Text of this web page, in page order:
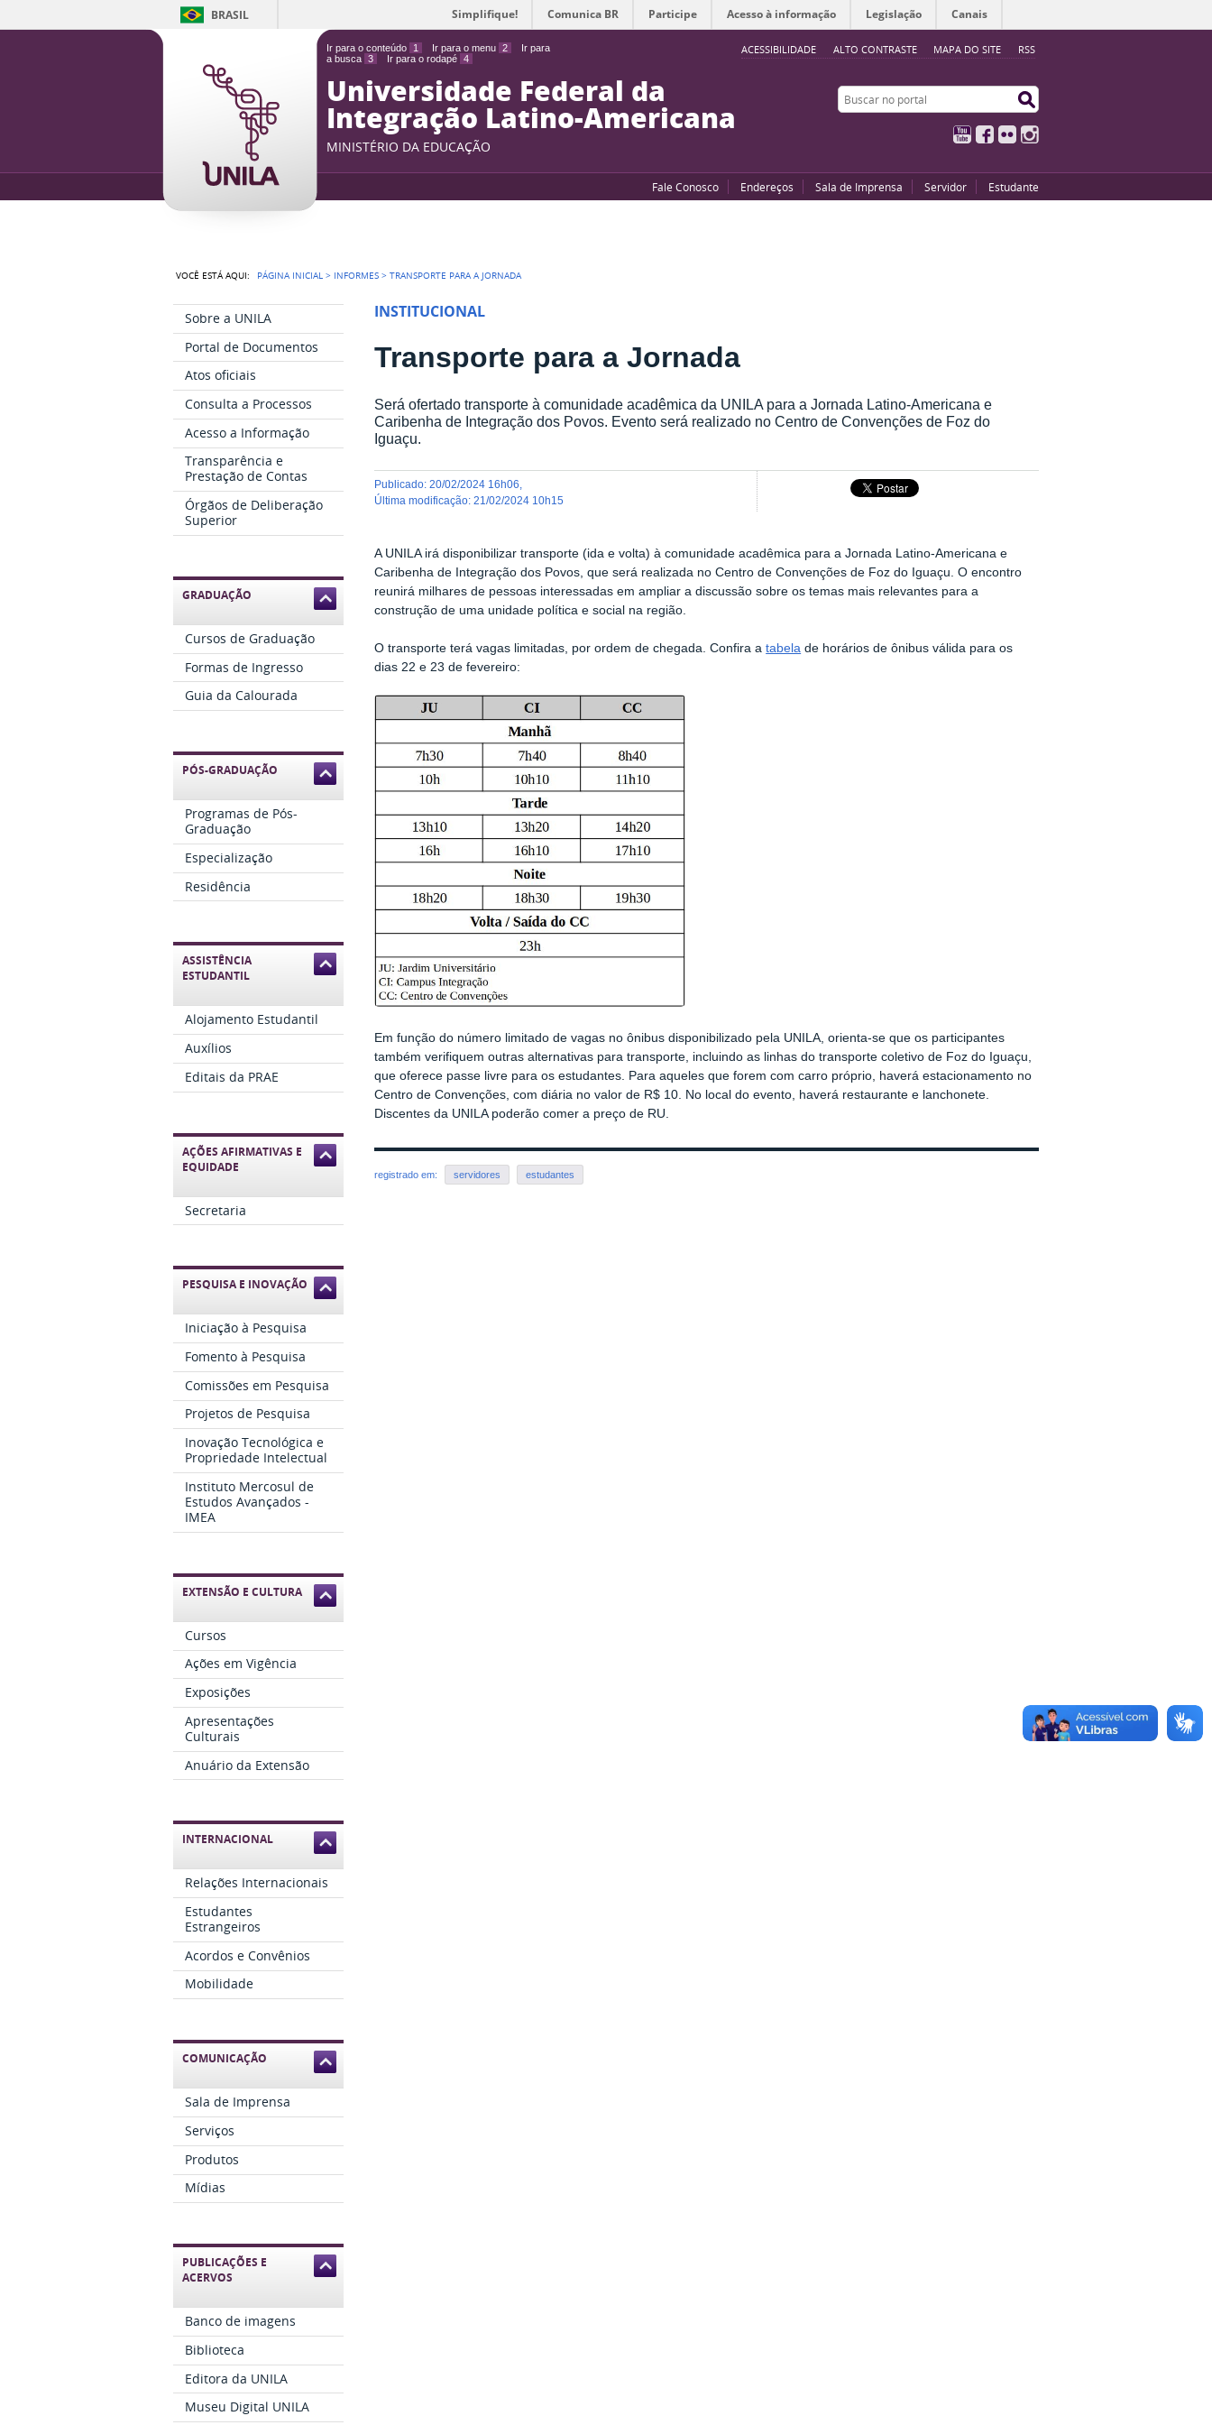
Ir para o conteúdo 1 Ir para o menu 2
Ir para
a busca 3 Ir para o rodapé 4
ACESSIBILIDADE ALTO CONTRASTE MAPA DO SITE RSS
BRASIL Simplifique! Comunica BR Participe Acesso à informação Legislação Canais
Universidade Federal da
Integração Latino-Americana
MINISTÉRIO DA EDUCAÇÃO
Buscar no portal
YouTubeFacebook
Flickr
Fale Conosco Endereços Sala de Imprensa Servidor Estudante
VOCÊ ESTÁ AQUI: PÁGINA INICIAL > INFORMES >TRANSPORTE PARA A JORNADA
Sobre a UNILA
Portal de Documentos
Atos oficiais
Consulta a Processos
Acesso a Informação
Transparência e
Prestação de Contas
Órgãos de Deliberação
Superior
GRADUAÇÃO
Cursos de Graduação
Formas de Ingresso
Guia da Calourada
PÓS-GRADUAÇÃO
Programas de Pós-
Graduação
Especialização
Residência
ASSISTÊNCIA
ESTUDANTIL
Alojamento Estudantil
Auxílios
Editais da PRAE
AÇÕES AFIRMATIVAS E
EQUIDADE
Secretaria
PESQUISA E INOVAÇÃO
Iniciação à Pesquisa
Fomento à Pesquisa
Comissões em Pesquisa
Projetos de Pesquisa
Inovação Tecnológica e
Propriedade Intelectual
Instituto Mercosul de
Estudos Avançados -
IMEA
EXTENSÃO E CULTURA
Cursos
Ações em Vigência
Exposições
Apresentações
Culturais
Anuário da Extensão
INTERNACIONAL
Relações Internacionais
Estudantes
Estrangeiros
Acordos e Convênios
Mobilidade
COMUNICAÇÃO
Sala de Imprensa
Serviços
Produtos
Mídias
PUBLICAÇÕES E
ACERVOS
Banco de imagens
Biblioteca
Editora da UNILA
Museu Digital UNILA
INSTITUCIONAL
Transporte para a Jornada
Será ofertado transporte à comunidade acadêmica da UNILA para a Jornada Latino-Americana e
Caribenha de Integração dos Povos. Evento será realizado no Centro de Convenções de Foz do
Iguaçu.
publicado:20/02/2024 16h06
última modificação:21/02/2024 10h15
A UNILA irá disponibilizar transporte (ida e volta) à comunidade acadêmica para a Jornada Latino-Americana e
Caribenha de Integração dos Povos, que será realizada no Centro de Convenções de Foz do Iguaçu. O encontro
reunirá milhares de pessoas interessadas em ampliar a discussão sobre os temas mais relevantes para a
construção de uma unidade política e social na região.
O transporte terá vagas limitadas, por ordem de chegada. Confira atabela de horários de ônibus válida para os
dias 22 e 23 de fevereiro:
Em função do número limitado de vagas no ônibus disponibilizado pela UNILA, orienta-se que os participantes
também verifiquem outras alternativas para transporte, incluindo as linhas do transporte coletivo de Foz do Iguaçu,
que oferece passe livre para os estudantes. Para aqueles que forem com carro próprio, haverá estacionamento no
Centro de Convenções, com diária no valor de R$ 10. No local do evento, haverá restaurante e lanchonete.
Discentes da UNILA poderão comer a preço de RU.
registrado em: servidores estudantes